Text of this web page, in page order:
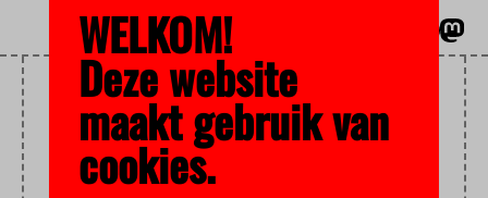
PORNO
WELKOM!
Deze website
maakt gebruik van
cookies.